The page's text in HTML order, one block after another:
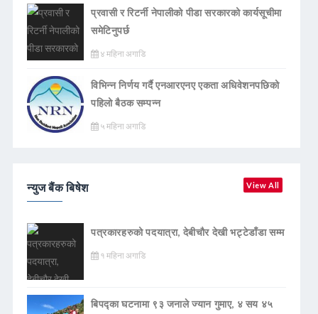
प्रवासी र रिटर्नी नेपालीको पीडा सरकारको कार्यसूचीमा
समेटिनुपर्छ
४ महिना अगाडि
विभिन्न निर्णय गर्दै एनआरएनए एकता अधिवेशनपछिको
पहिलो बैठक सम्पन्न
५ महिना अगाडि
न्युज बैंक बिषेश View All
पत्रकारहरुको पदयात्रा, देबीचौर देखी भट्टेडाँडा सम्म
१ महिना अगाडि
बिपद्का घटनामा ९३ जनाले ज्यान गुमाए, ४ सय ४५